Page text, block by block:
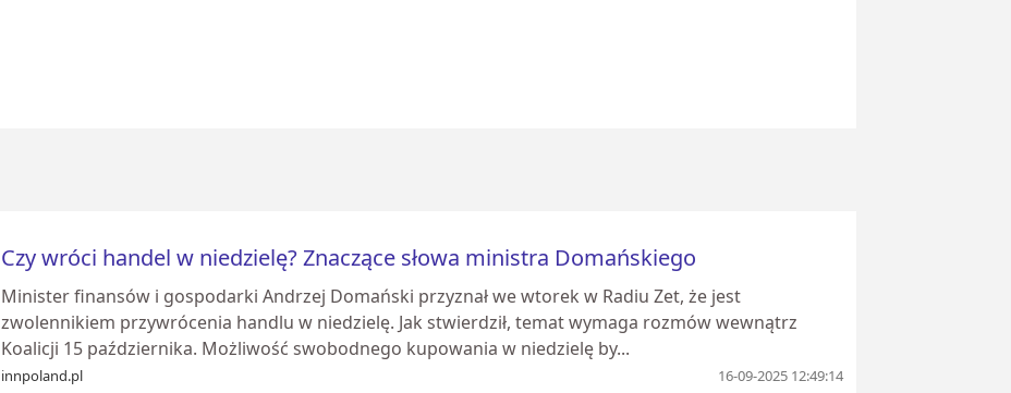
Czy wróci handel w niedzielę? Znaczące słowa ministra Domańskiego
Minister finansów i gospodarki Andrzej Domański przyznał we wtorek w Radiu Zet, że jest
zwolennikiem przywrócenia handlu w niedzielę. Jak stwierdził, temat wymaga rozmów wewnątrz
Koalicji 15 października. Możliwość swobodnego kupowania w niedzielę by...
innpoland.pl 16-09-2025 12:49:14